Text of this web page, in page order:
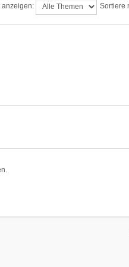
anzeigen: Sortiere